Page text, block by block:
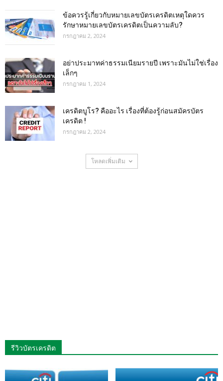
ข้อควรรู้เกี่ยวกับหมายเลขบัตรเครดิตเหตุใดควร
รักษาหมายเลขบัตรเครดิตเป็นความลับ?
กรกฎาคม 2, 2024
อย่าประมาทค่าธรรมเนียมรายปี เพราะมันไม่ใช่เรื่อง
เล็กๆ
กรกฎาคม 1, 2024
เครดิตบูโร? คืออะไร เรื่องที่ต้องรู้ก่อนสมัครบัตร
เครดิต !
กรกฎาคม 2, 2024
โหลดเพิ่มเติม
รีวิวบัตรเครดิต